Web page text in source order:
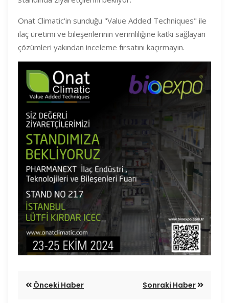
Onat Climatic'in sunduğu "Value Added Techniques" ile
ilaç üretimi ve bileşenlerinin verimliliğine katkı sağlayan
çözümleri yakından inceleme fırsatını kaçırmayın.
Önceki Haber Sonraki Haber